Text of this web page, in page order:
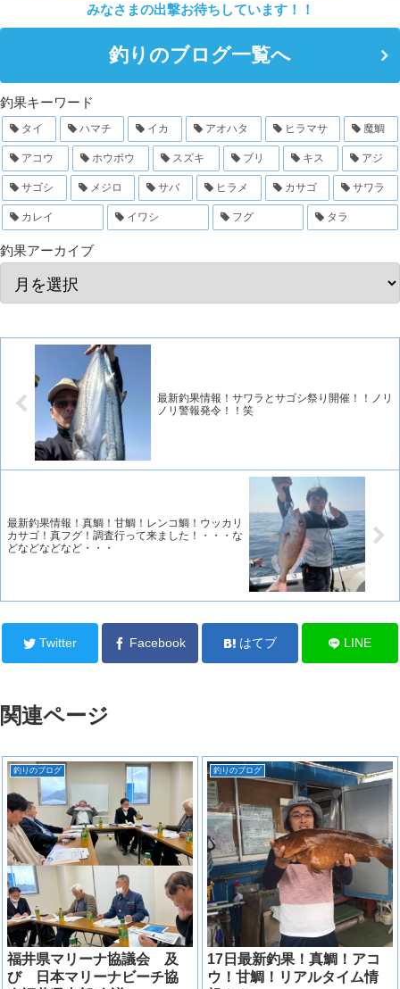
みなさまの出撃お待ちしています！！
釣りのブログ一覧へ
釣果キーワード
タイ ハマチ イカ アオハタ ヒラマサ 魔鯛
アコウ ホウボウ スズキ ブリ キス アジ
サゴシ メジロ サバ ヒラメ カサゴ サワラ
カレイ イワシ フグ タラ
釣果アーカイブ
最新釣果情報！サワラとサゴシ祭り開催！！ノリ
ノリ警報発令！！笑
最新釣果情報！真鯛！甘鯛！レンコ鯛！ウッカリ
カサゴ！真フグ！調査行って来ました！・・・な
どなどなどなど・・・
Twitter Facebook はてブ LINE
関連ページ
釣りのブログ
福井県マリーナ協議会 及
び 日本マリーナビーチ協
釣りのブログ
17日最新釣果！真鯛！アコ
ウ！甘鯛！リアルタイム情